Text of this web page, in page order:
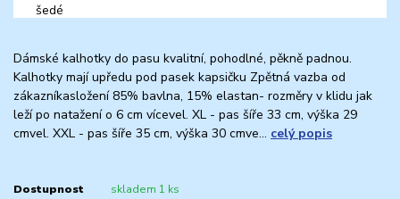
Dámské kalhotky do pasu kvalitní, pohodlné, pěkně padnou.
Kalhotky mají upředu pod pasek kapsičku Zpětná vazba od
zákazníkasložení 85% bavlna, 15% elastan- rozměry v klidu jak
leží po natažení o 6 cm vícevel. XL - pas šíře 33 cm, výška 29
cmvel. XXL - pas šíře 35 cm, výška 30 cmve... celý popis
Dostupnost skladem 1 ks